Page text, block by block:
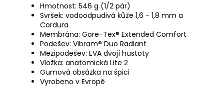
Hmotnost: 546 g (1/2 pár)
Svršek: vodoodpudivá kůže 1,6 - 1,8 mm a
Cordura
Membrána: Gore-Tex® Extended Comfort
Podešev: Vibram® Duo Radiant
Mezipodešev: EVA dvojí hustoty
Vložka: anatomická Lite 2
Gumová obsázka na špici
Vyrobeno v Evropě